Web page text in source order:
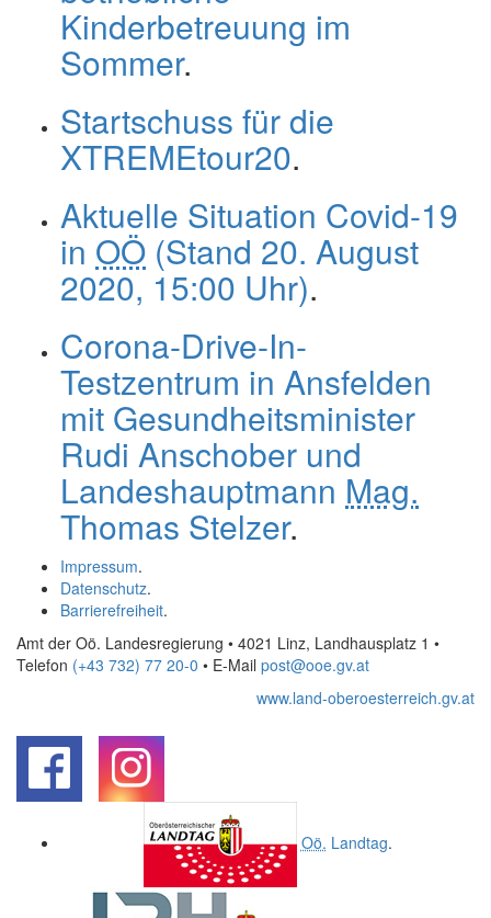
Kinderbetreuung im
Sommer.
Startschuss für die
XTREMEtour20.
Aktuelle Situation Covid-19
in OÖ (Stand 20. August
2020, 15:00 Uhr).
Corona-Drive-In-
Testzentrum in Ansfelden
mit Gesundheitsminister
Rudi Anschober und
Landeshauptmann Mag.
Thomas Stelzer.
Impressum.
Datenschutz.
Barrierefreiheit.
Amt der Oö. Landesregierung • 4021 Linz, Landhausplatz 1 •
Telefon (+43 732) 77 20-0 • E-Mail post@ooe.gv.at
www.land-oberoesterreich.gv.at
Oö. Landtag.